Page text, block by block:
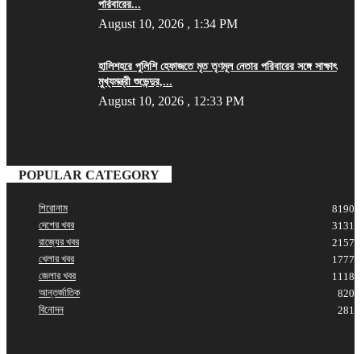
পরিবারের...
August 10, 2026 , 1:34 PM
হালিশহরে পুলিশি হেফাজতে মৃত তৃণমূল নেতার পরিবারের সঙ্গে সাক্ষাৎ
মুখ্যমন্ত্রী শুভেন্দুর,...
August 10, 2026 , 12:33 PM
POPULAR CATEGORY
শিরোনাম
8190
দেশের খবর
3131
রাজ্যের খবর
2157
খেলার খবর
1777
জেলার খবর
1118
আন্তর্জাতিক
820
বিনোদন
281